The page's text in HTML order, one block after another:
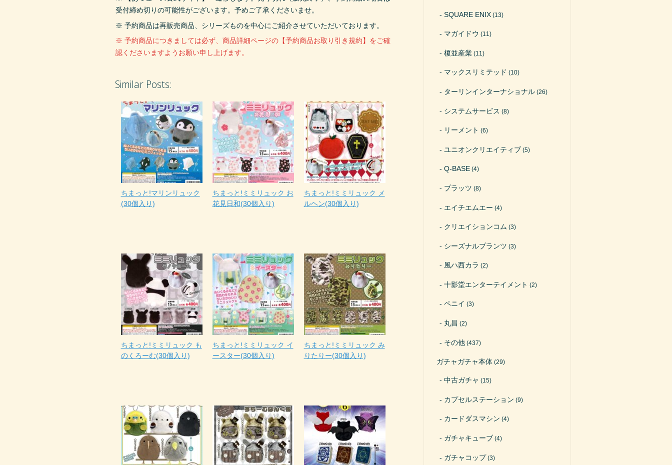
受付締め切りの可能性がございます。予めご了承くださいませ。
※ 予約商品は再販売商品、シリーズものを中心にご紹介させていただいております。
※ 予約商品につきましては必ず、商品詳細ページの【予約商品お取り引き規約】をご確
認くださいますようお願い申し上げます。
Similar Posts:
ちまっと!マリンリュック
(30個入り)
ちまっと!ミミリュック お
花見日和(30個入り)
ちまっと!ミミリュック メ
ルヘン(30個入り)
ちまっと!ミミリュック も
のくろーむ(30個入り)
ちまっと!ミミリュック イ
ースター(30個入り)
ちまっと!ミミリュック み
りたりー(30個入り)
SQUARE ENIX (13)
マガイドウ (11)
榎並産業 (11)
マックスリミテッド (10)
ターリンインターナショナル (26)
システムサービス (8)
リーメント (6)
ユニオンクリエイティブ (5)
Q-BASE (4)
プラッツ (8)
エイチエムエー (4)
クリエイションコム (3)
シーズナルプランツ (3)
風ハ西カラ (2)
十影堂エンターテイメント (2)
ペニイ (3)
丸昌 (2)
その他 (437)
ガチャガチャ本体 (29)
中古ガチャ (15)
カプセルステーション (9)
カードダスマシン (4)
ガチャキューブ (4)
ガチャコップ(3)